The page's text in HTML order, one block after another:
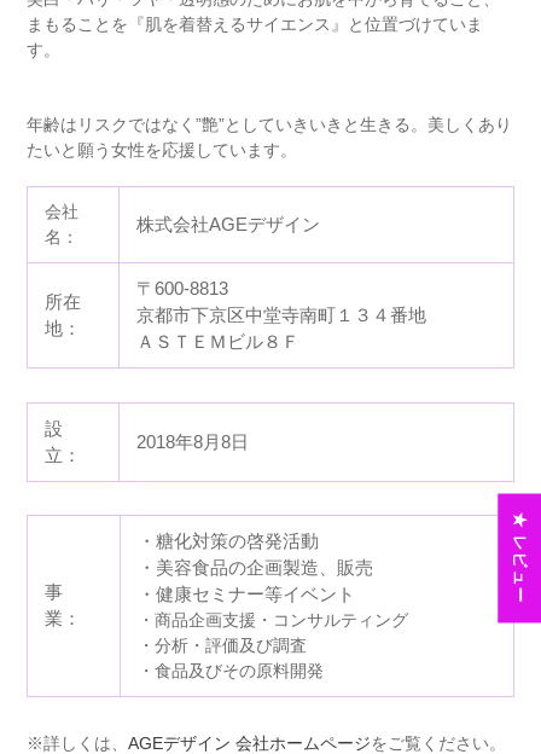
まもることを『肌を着替えるサイエンス』と位置づけていま
す。
年齢はリスクではなく”艶”としていきいきと⽣きる。美しくあり
たいと願う⼥性を応援しています。
会社
名：
株式会社AGEデザイン
所在
地：
〒600-8813
京都市下京区中堂寺南町１３４番地
ＡＳＴＥＭビル８Ｆ
設
立：
2018年8月8日
事
業：
・糖化対策の啓発活動
・美容食品の企画製造、販売
・健康セミナー等イベント
・商品企画支援・コンサルティング
・分析・評価及び調査
・食品及びその原料開発
※詳しくは、 AGEデザイン 会社ホームページをご覧ください。
★ レビュー